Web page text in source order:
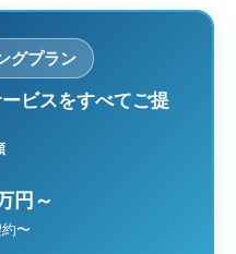
グプラン
ビスをすべてご提
円～
〜